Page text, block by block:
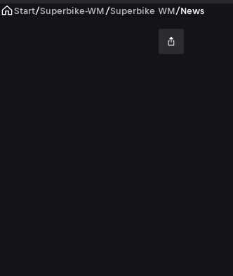
Start/Superbike-WM /Superbike WM/News